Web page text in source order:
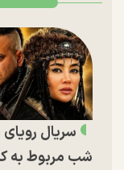
سریال رویای
شب مربوط به